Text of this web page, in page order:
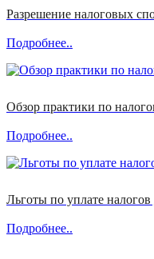
Разрешение налоговых
Подробнее..
Обзор практики по
Подробнее..
Льготы по уплате
Подробнее..